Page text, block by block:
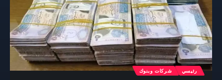
رئيسي شركات وبنوك